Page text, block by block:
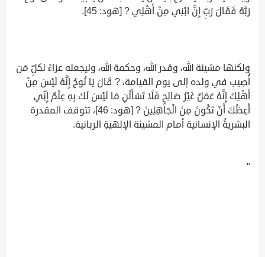
رَبَّهُ فَقَالَ رَبِّ إِنَّ ابْنِي مِنْ أَهْلِي ? [هود: 45].
ولكنها مشيئة الله، وقدر الله، وحكمة الله، وليجعله عزاءً لكلِّ مَن
أُصِيب في ولده إلى يوم القيامة، ? قَالَ يَا نُوحُ إِنَّهُ لَيْسَ مِنْ
أَهْلِكَ إِنَّهُ عَمَلٌ غَيْرُ صَالِحٍ فَلَا تَسْأَلْنِ مَا لَيْسَ لَكَ بِهِ عِلْمٌ إِنِّي
أَعِظُكَ أَنْ تَكُونَ مِنَ الْجَاهِلِينَ ? [هود: 46]، تتوقف المقدرة
البشريةُ الإنسانية أمام المشيئة الإلهيةِ الربانية.
"